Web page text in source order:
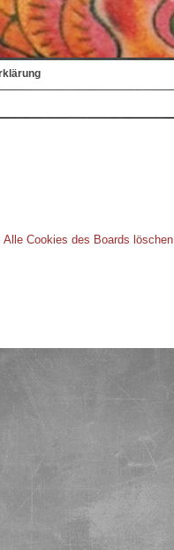
Alle Cookies des Boards löschen